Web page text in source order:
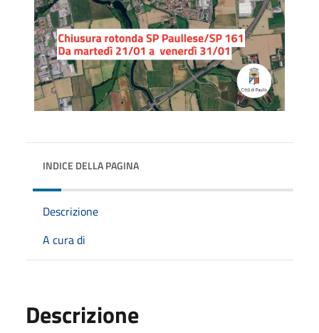
INDICE DELLA PAGINA
Descrizione
A cura di
Descrizione